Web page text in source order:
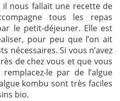
nous fallait une recette de
tous les repas
le petit-déjeuner. Elle est
pour peu que l’on ait
nécessaires. Si vous n’avez
de chez vous et que vous
le par de l’algue
kombu sont très faciles
bio.